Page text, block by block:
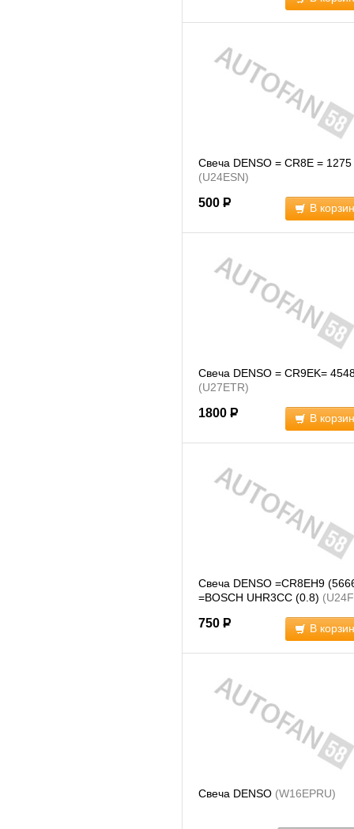
Свеча DENSO = CR8E = 1275
(U24ESN)
500 Р В
Свеча DENSO = CR9EK=
(U27ETR)
1800 Р В
Свеча DENSO =CR8EH9
=BOSCH UHR3CC (0.8)
750 Р В
Свеча DENSO (W16EPRU)